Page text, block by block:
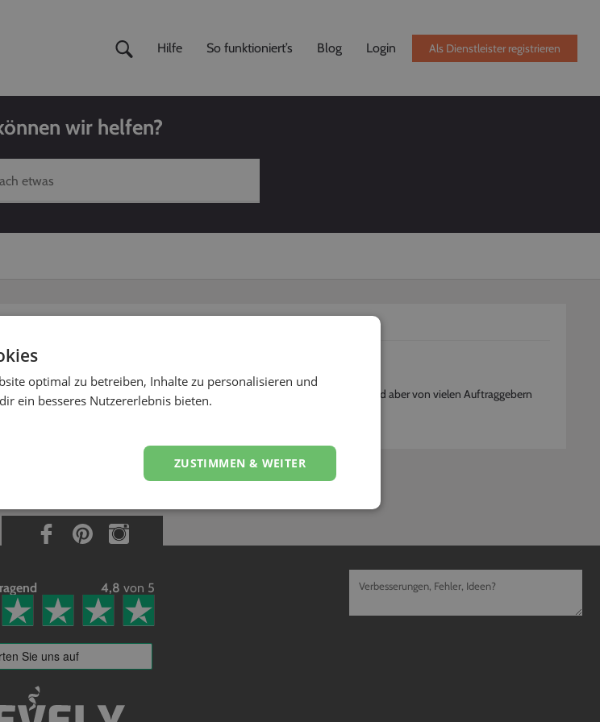
Hilfe So funktioniert’s Blog Login Als Dienstleister registrieren
wir helfen?
vom Kunden?
zur Verfügung stellt. Eine Mahlzeit ist zwar nicht selbstverständlich, wird aber von vielen Auftraggebern
freundlichen Gespräch vorher zu klären.
4,8 von 5
optimal zu betreiben, Inhalte zu personalisieren und
ein besseres Nutzererlebnis bieten.
ZUSTIMMEN & WEITER